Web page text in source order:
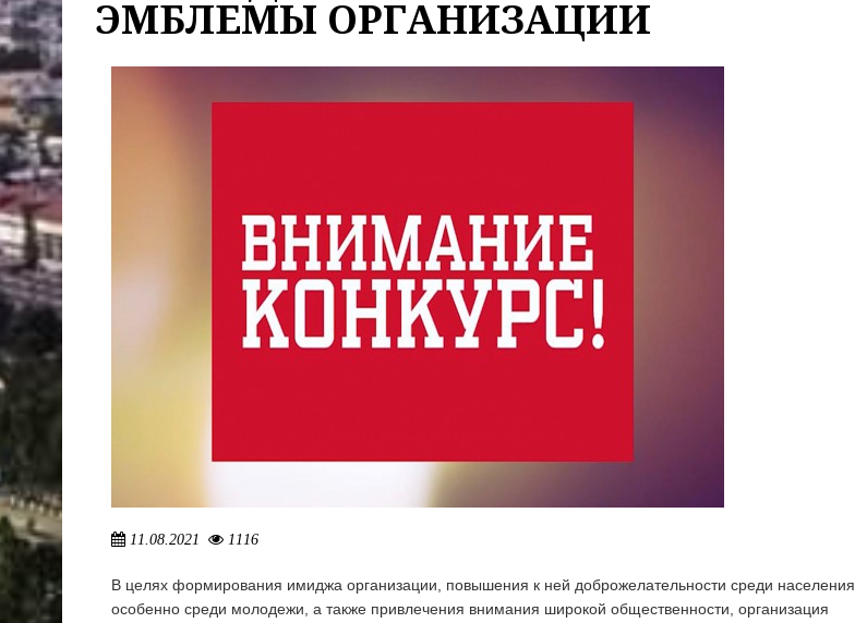
ЭМБЛЕМЫ ОРГАНИЗАЦИИ
11.08.2021 1116
В целях формирования имиджа организации, повышения к ней доброжелательности среди населения,
особенно среди молодежи, а также привлечения внимания широкой общественности, организация